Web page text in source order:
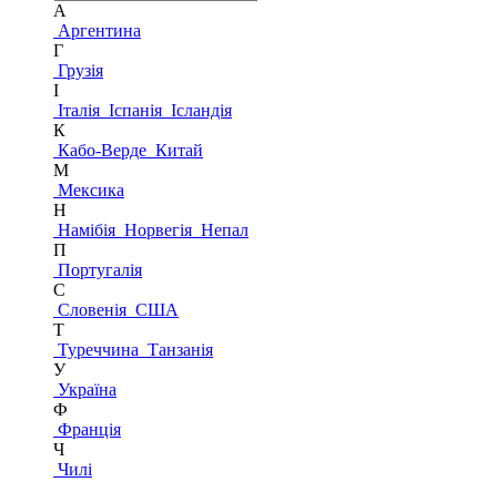
А
Аргентина
Г
Грузія
І
Італія Іспанія Ісландія
К
Кабо-Верде Китай
М
Мексика
Н
Намібія Норвегія Непал
П
Португалія
С
Словенія США
Т
Туреччина Танзанія
У
Україна
Ф
Франція
Ч
Чилі